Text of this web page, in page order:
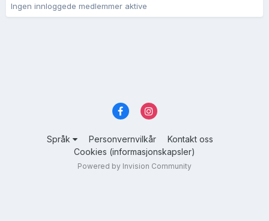
Ingen innloggede medlemmer aktive
Språk Personvernvilkår
Kontakt oss
Cookies (informasjonskapsler)
Powered by Invision Community